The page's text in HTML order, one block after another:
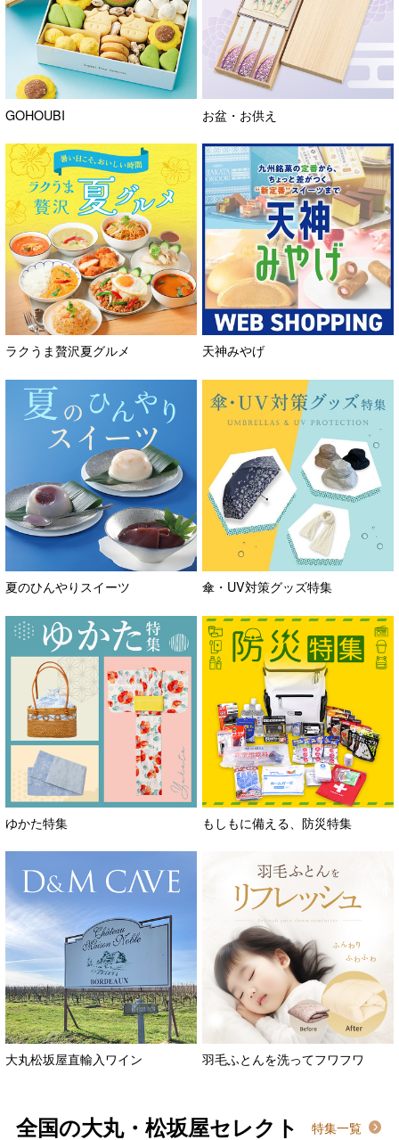
GOHOUBI お盆・お供え
ラクうま贅沢夏グルメ 天神みやげ
夏のひんやりスイーツ 傘・UV対策グッズ特集
ゆかた特集 もしもに備える、防災特集
大丸松坂屋直輸入ワイン 羽毛ふとんを洗ってフワフワ
全国の大丸・松坂屋セレクト 特集一覧